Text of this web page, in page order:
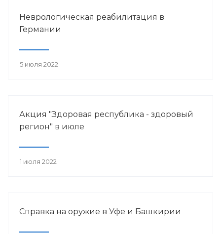
Неврологическая реабилитация в
Германии
5 июля 2022
Акция "Здоровая республика - здоровый
регион" в июле
1 июля 2022
Справка на оружие в Уфе и Башкирии